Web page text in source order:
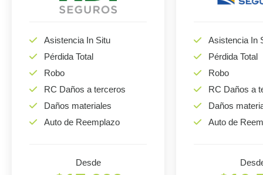
Asistencia In Situ
Pérdida Total
Robo
RC Daños a terceros
Daños materiales
Auto de Reemplazo
Desde
Asistencia In
Pérdida Total
Robo
RC Daños a
Daños
Auto de